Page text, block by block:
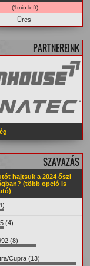
(1min left)
Üres
PARTNEREINK
SZAVAZÁS
hajtsuk a 2024 őszi
(több opció is
(4)
(8)
Cupra (13)